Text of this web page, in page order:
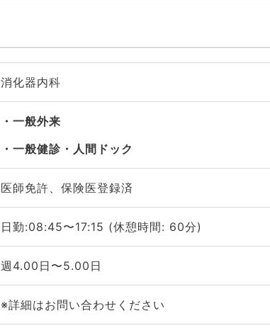
消化器内科
一般外来
一般健診・人間ドック
医師免許、保険医登録済
日勤:08:45〜17:15 (休憩時間: 60分)
週4.00日〜5.00日
※詳細はお問い合わせください